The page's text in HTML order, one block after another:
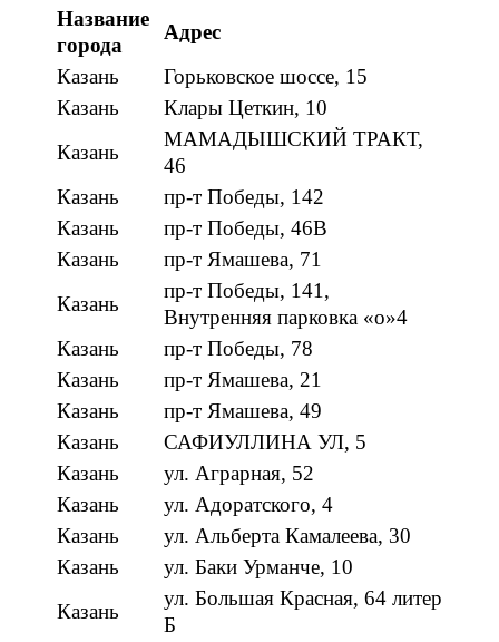
Название
города
Адрес
Казань
Горьковское шоссе, 15
Казань
Клары Цеткин, 10
Казань
МАМАДЫШСКИЙ ТРАКТ,
46
Казань
пр-т Победы, 142
Казань
пр-т Победы, 46В
Казань
пр-т Ямашева, 71
Казань
пр-т Победы, 141,
Внутренняя парковка «о»4
Казань
пр-т Победы, 78
Казань
пр-т Ямашева, 21
Казань
пр-т Ямашева, 49
Казань
САФИУЛЛИНА УЛ, 5
Казань
ул. Аграрная, 52
Казань
ул. Адоратского, 4
Казань
ул. Альберта Камалеева, 30
Казань
ул. Баки Урманче, 10
Казань
ул. Большая Красная, 64 литер
Б